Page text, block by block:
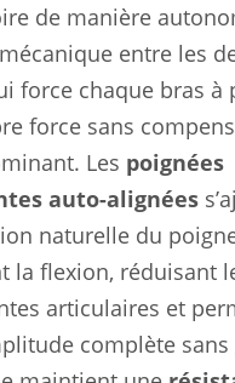
de manière
entre les
force chaque bras à
force sans
Les poignées
auto-alignées
naturelle du
la flexion, réduisant
articulaires et
complète sans